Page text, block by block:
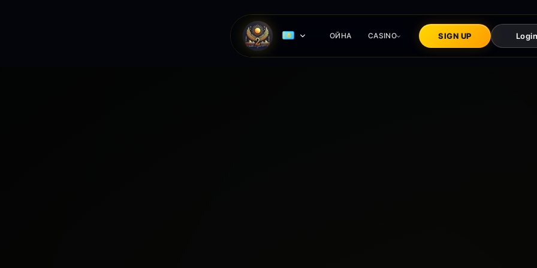
ОЙНА CASINO SIGN UP